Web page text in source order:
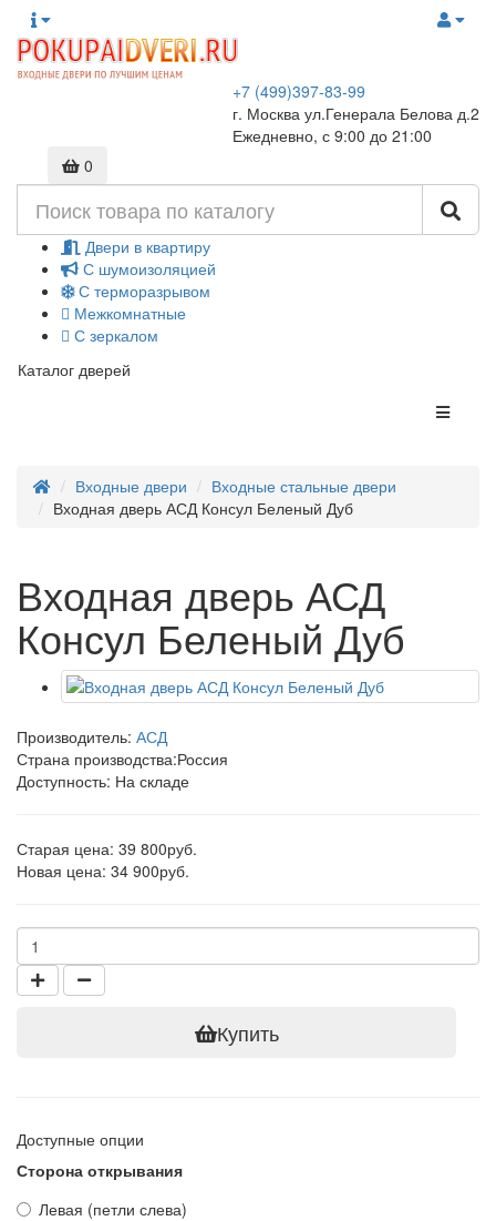
+7 (499)397-83-99
г. Москва ул.Генерала Белова д.2
Ежедневно, с 9:00 до 21:00
0
Двери в квартиру
С шумоизоляцией
С терморазрывом
Межкомнатные
С зеркалом
Каталог дверей
Входные двери
Входные стальные двери
Входная дверь АСД Консул Беленый Дуб
Входная дверь АСД
Консул Беленый Дуб
Производитель: АСД
Страна производства:Россия
Доступность: На складе
Старая цена: 39 800руб.
Новая цена: 34 900руб.
Купить
Доступные опции
Сторона открывания
Левая (петли слева)